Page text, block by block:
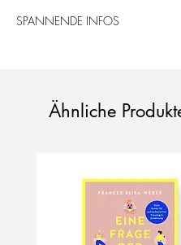
SPANNENDE INFOS
Ähnliche